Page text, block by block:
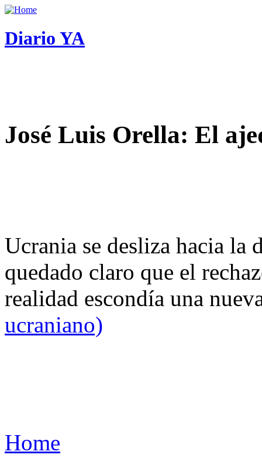
Diario YA
José Luis Orella: El
Ucrania se desliza hacia
quedado claro que el
realidad escondía una
ucraniano)
Home